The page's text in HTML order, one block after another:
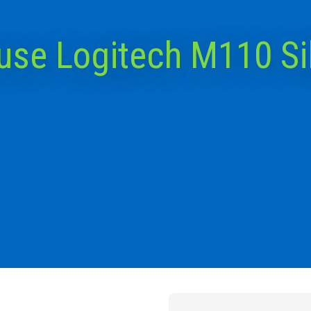
Logitech M110